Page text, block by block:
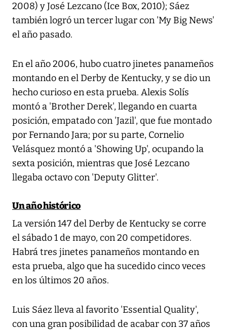
2008) y José Lezcano (Ice Box, 2010); Sáez
también logró un tercer lugar con 'My Big News'
el año pasado.
En el año 2006, hubo cuatro jinetes panameños
montando en el Derby de Kentucky, y se dio un
hecho curioso en esta prueba. Alexis Solís
montó a 'Brother Derek', llegando en cuarta
posición, empatado con 'Jazil', que fue montado
por Fernando Jara; por su parte, Cornelio
Velásquez montó a 'Showing Up', ocupando la
sexta posición, mientras que José Lezcano
llegaba octavo con 'Deputy Glitter'.
Un año histórico
La versión 147 del Derby de Kentucky se corre
el sábado 1 de mayo, con 20 competidores.
Habrá tres jinetes panameños montando en
esta prueba, algo que ha sucedido cinco veces
en los últimos 20 años.
Luis Sáez lleva al favorito 'Essential Quality',
con una gran posibilidad de acabar con 37 años